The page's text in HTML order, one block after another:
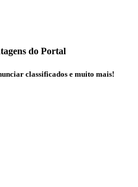
do Portal
classificados e muito mais!